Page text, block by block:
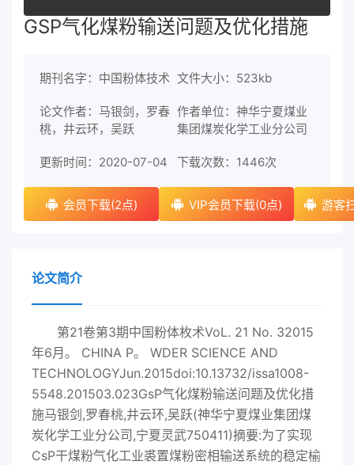
GSP气化煤粉输送问题及优化措施
期刊名字：中国粉体技术 文件大小：523kb
论文作者：马银剑，罗春
桃，井云环，吴跃
作者单位：神华宁夏煤业
集团煤炭化学工业分公司
更新时间：2020-07-04 下载次数： 1446次
会员下载(2点) VIP会员下载(0点) 游客
论文简介
第21卷第3期中国粉体枚术VoL. 21 No. 32015
年6月。 CHINA P。 WDER SCIENCE AND
TECHNOLOGYJun.2015doi:10.13732/issa1008-
5548.201503.023GsP气化煤粉输送问题及优化措
施马银剑,罗春桃,井云环,吴跃(神华宁夏煤业集团煤
炭化学工业分公司,宁夏灵武750411)摘要:为了实现
CsP干煤粉气化工业裘置煤粉密相输送系统的稳定榆